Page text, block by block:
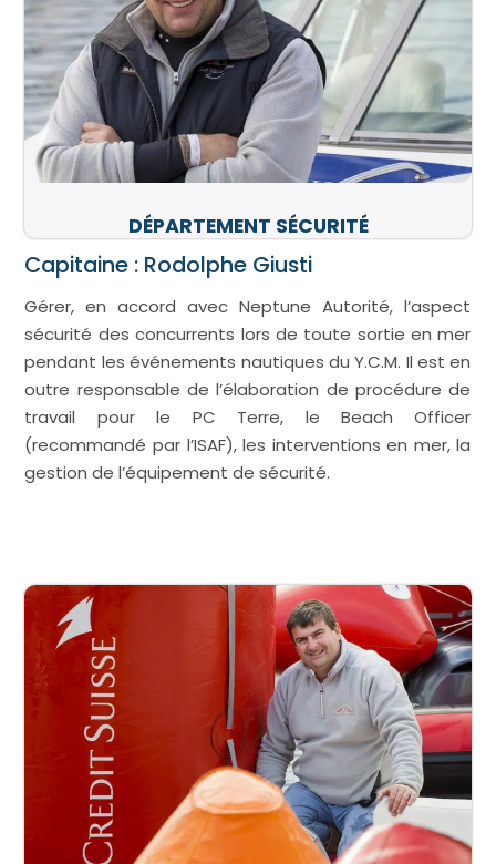
DÉPARTEMENT SÉCURITÉ
Capitaine : Rodolphe Giusti
Gérer, en accord avec Neptune Autorité, l’aspect
sécurité des concurrents lors de toute sortie en mer
pendant les événements nautiques du Y.C.M. Il est en
outre responsable de l’élaboration de procédure de
travail pour le PC Terre, le Beach Officer
(recommandé par l’ISAF), les interventions en mer, la
gestion de l’équipement de sécurité.